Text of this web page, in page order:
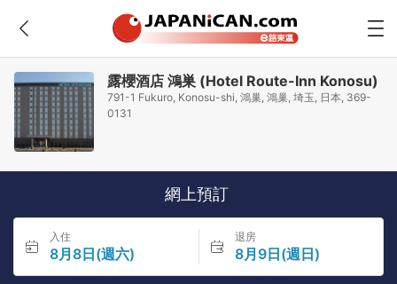
露櫻酒店 鴻巣 (Hotel Route-Inn Konosu)
791-1 Fukuro, Konosu-shi, 鴻巢, 鴻巢, 埼玉, 日本, 369-
0131
網上預訂
入住
8月8日(週六)
退房
8月9日(週日)